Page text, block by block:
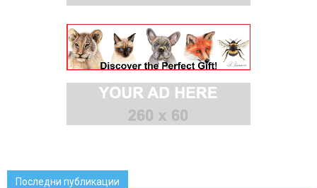
Последни публикации